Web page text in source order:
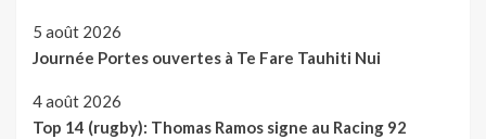
5 août 2026
Journée Portes ouvertes à Te Fare Tauhiti Nui
4 août 2026
Top 14 (rugby): Thomas Ramos signe au Racing 92